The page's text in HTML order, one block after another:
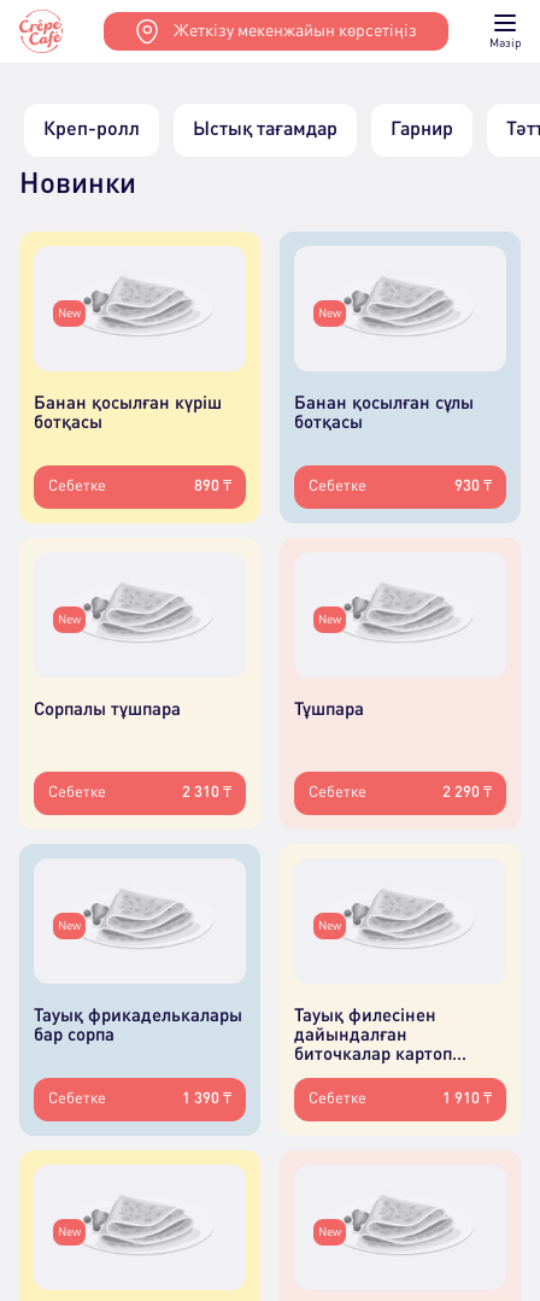
Жеткізу мекенжайын көрсетіңіз
Мәзір
Креп-ролл Ыстық тағамдар Гарнир
Новинки
New
Банан қосылған күріш
ботқасы
Себетке 890 ₸
New
Банан қосылған сұлы
ботқасы
Себетке 930 ₸
New
Сорпалы тұшпара
Себетке 2 310 ₸
New
Тұшпара
Себетке 2 290 ₸
New
Тауық фрикаделькалары
бар сорпа
Себетке 1 390 ₸
New
Тауық филеcінен
дайындалған
биточкалар картоп
пюресімен
Себетке 1 910 ₸
New New